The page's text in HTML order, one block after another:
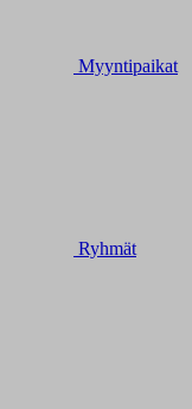
Myyntipaikat
Ryhmät